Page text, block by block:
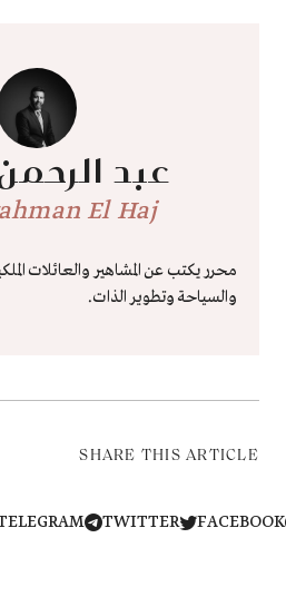
عبد الرحمن
El Haj
محرر يكتب عن المشاهير والعائلات الملكية
والسياحة وتطوير الذات.
SHARE THIS ARTICLE
TWITTER
TELEGRAM